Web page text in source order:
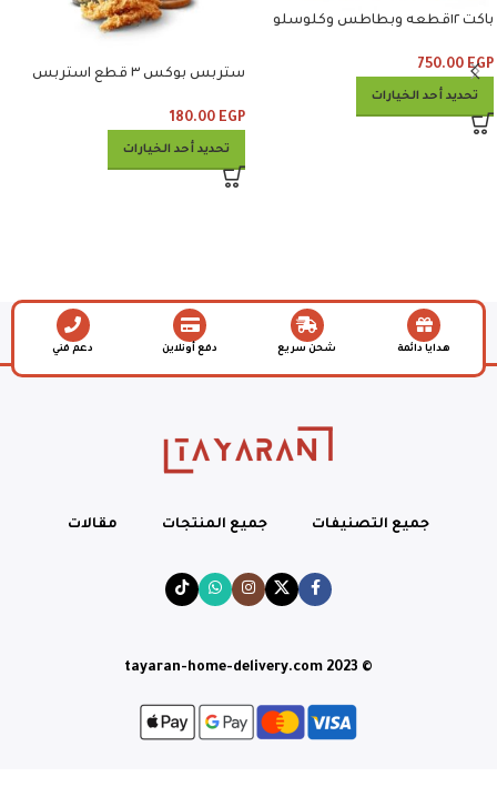
باكت ١٢قطعه وبطاطس وكلوسلو
750.00 EGP
تحديد أحد الخيارات
ستربس بوكس ٣ قطع استربس
180.00 EGP
تحديد أحد الخيارات
هدايا دائمة شحن سريع دفع أونلاين دعم فني
جميع التصنيفات جميع المنتجات مقالات
© tayaran-home-delivery.com 2023